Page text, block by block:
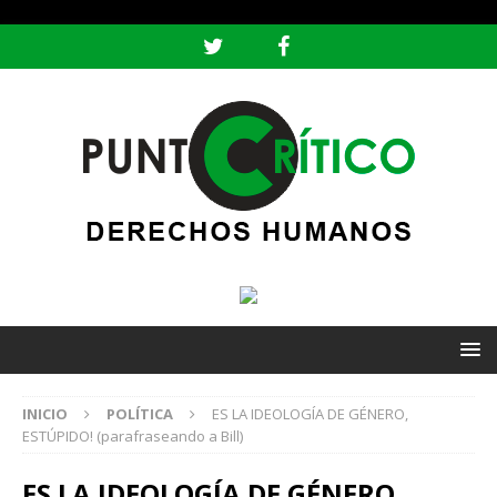
INICIO POLÍTICA
ES LA IDEOLOGÍA DE GÉNERO,
ESTÚPIDO! (parafraseando a Bill)